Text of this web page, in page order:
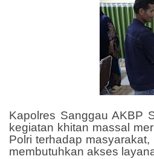
Kapolres Sanggau AKBP
kegiatan khitan massal
Polri terhadap
membutuhkan akses